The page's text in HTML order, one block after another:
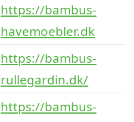
https://bambus-
havemoebler.dk
https://bambus-
rullegardin.dk/
https://bambus-